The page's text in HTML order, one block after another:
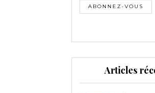
Articles